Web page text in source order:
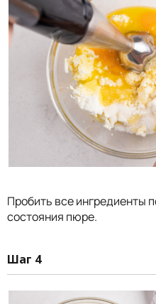
Пробить все ингредиенты
состояния пюре.
Шаг 4